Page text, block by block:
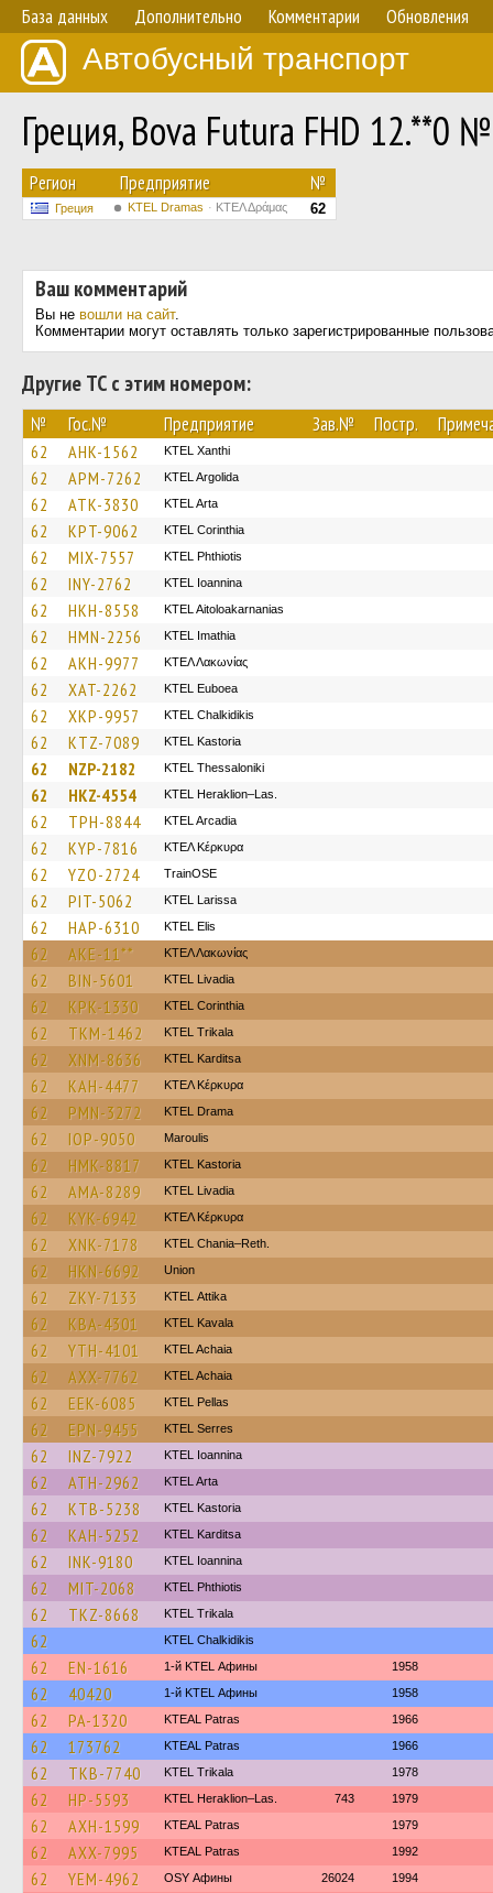
База данных Дополнительно Комментарии Обновления
Автобусный транспорт
Греция, Bova Futura FHD 12.**0
Регион Предприятие №
Греция KTEL Dramas ΚΤΕΛ Δράμας 62
Ваш комментарий
Вы не вошли на сайт.
Комментарии могут оставлять только зарегистрированные
Другие ТС с этим номером:
№ Гос.№ Предприятие Зав.№ Постр.
62 AHK-1562 KTEL Xanthi
62 APM-7262 KTEL Argolida
62 ATK-3830 KTEL Arta
62 KPT-9062 KTEL Corinthia
62 MIX-7557 ΚΤΕL Phthiotis
62 INY-2762 KTEL Ioannina
62 HKH-8558 KTEL Aitoloakarnanias
62 HMN-2256 KTEL Imathia
62 AKH-9977 ΚΤΕΛ Λακωνίας
62 XAT-2262 ΚΤΕL Euboea
62 XKP-9957 ΚΤΕL Chalkidikis
62 KTZ-7089 KTEL Kastoria
62 NZP-2182 KTEL Thessaloniki
62 HKZ-4554 KTEL Heraklion–Las.
62 TPH-8844 KTEL Arcadia
62 KYP-7816 ΚΤΕΛ Κέρκυρα
62 YZO-2724 TrainΟSE
62 PIT-5062 KTEL Larissa
62 HAP-6310 KTEL Elis
62 AKE-11** ΚΤΕΛ Λακωνίας
62 BIN-5601 KTEL Livadia
62 KPK-1330 KTEL Corinthia
62 TKM-1462 ΚΤΕL Τrikala
62 XNM-8636 ΚΤΕL Karditsa
62 KAH-4477 ΚΤΕΛ Κέρκυρα
62 PMN-3272 KTEL Drama
62 IOP-9050 Maroulis
62 HMK-8817 KTEL Kastoria
62 AMA-8289 KTEL Livadia
62 KYK-6942 ΚΤΕΛ Κέρκυρα
62 XNK-7178 KTEL Chania–Reth.
62 HKN-6692 Union
62 ZKY-7133 KΤΕL Αttika
62 KBA-4301 KTEL Kavala
62 YTH-4101 KTEL Achaia
62 AXX-7762 KTEL Achaia
62 EEK-6085 KTEL Pellas
62 EPN-9455 KTEL Serres
62 INZ-7922 KTEL Ioannina
62 ATH-2962 KTEL Arta
62 KTB-5238 KTEL Kastoria
62 KAH-5252 ΚΤΕL Karditsa
62 INK-9180 KTEL Ioannina
62 MIT-2068 ΚΤΕL Phthiotis
62 TKZ-8668 ΚΤΕL Τrikala
62 ΚΤΕL Chalkidikis
62 EN-1616 1-й KTEL Афины 1958
62 40420 1-й KTEL Афины 1958
62 PA-1320 KTEAL Patras 1966
62 173762 KTEAL Patras 1966
62 TKB-7740 ΚΤΕL Τrikala 1978
62 HP-5593 KTEL Heraklion–Las. 743 1979
62 AXH-1599 KTEAL Patras 1979
62 AXX-7995 KTEAL Patras 1992
62 YEM-4962 OSY Афины 26024 1994